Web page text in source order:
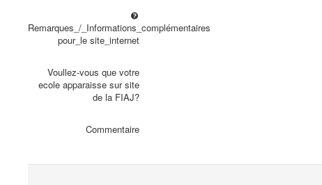
Remarques_/_Informations_complémentaires
pour_le site_internet
Voullez-vous que votre
ecole apparaisse sur site
de la FIAJ?
Commentaire